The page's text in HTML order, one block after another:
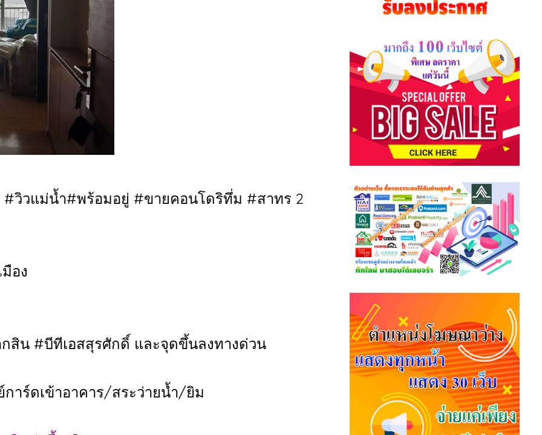
วิวแม่น้ำ#พร้อมอยู่ #ขายคอนโดริทึ่ม #สาทร 2
อง
สิน #บีทีเอสสุรศักดิ์ และจุดขึ้นลงทางด่วน
าร์ดเข้าอาคาร/สระว่ายน้ำ/ยิม